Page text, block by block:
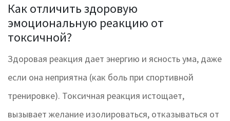
Как отличить здоровую
эмоциональную реакцию от
токсичной?
Здоровая реакция дает энергию и ясность ума, даже
если она неприятна (как боль при спортивной
тренировке). Токсичная реакция истощает,
вызывает желание изолироваться, отказываться от